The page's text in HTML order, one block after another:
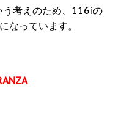
う考えのため、116iの
なっています。